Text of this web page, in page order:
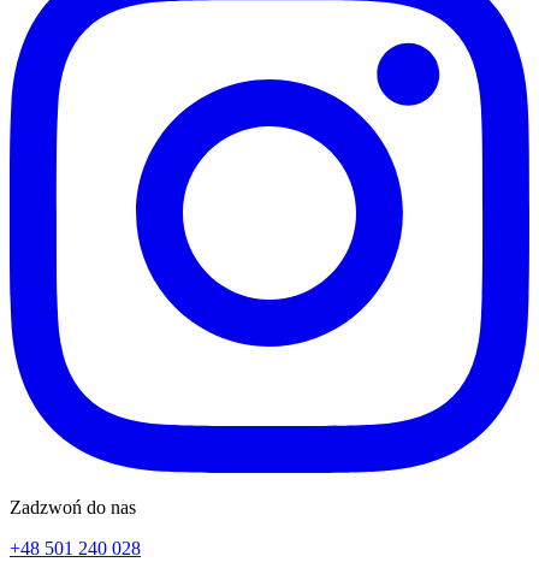
Zadzwoń do nas
+48 501 240 028